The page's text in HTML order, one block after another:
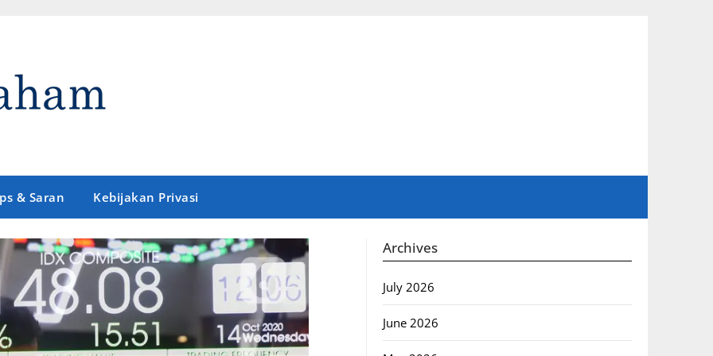
& Saran Kebijakan Privasi
Archives
July 2026
June 2026